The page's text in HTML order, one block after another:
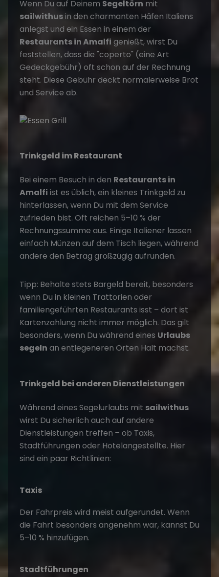
Wenn Du auf Deinem Segeltörn mit
sailwithusin den charmanten Häfen Italiens
anlegst und ein Essen in einem der
Restaurants in Amalfi genießt, wirst Du
feststellen, dass die "coperto" (eine Art
Gedeckgebühr) oft schon auf der Rechnung
steht. Diese Gebühr deckt normalerweise Brot
und Service ab.
Trinkgeld im Restaurant
Bei einem Besuch in den Restaurants in
Amalfi ist es üblich, ein kleines Trinkgeld zu
hinterlassen, wenn Du mit dem Service
zufrieden bist. Oft reichen 5–10 % der
Rechnungssumme aus. Einige Italiener lassen
einfach Münzen auf dem Tisch liegen, während
andere den Betrag großzügig aufrunden.
Tipp: Behalte stets Bargeld bereit, besonders
wenn Du in kleinen Trattorien oder
familiengeführten Restaurants isst – dort ist
Kartenzahlung nicht immer möglich. Das gilt
besonders, wenn Du während eines Urlaubs
segeln an entlegeneren Orten Halt machst.
Trinkgeld bei anderen Dienstleistungen
Während eines Segelurlaubs mit sailwithus
wirst Du sicherlich auch auf andere
Dienstleistungen treffen – ob Taxis,
Stadtführungen oder Hotelangestellte. Hier
sind ein paar Richtlinien:
Taxis
Der Fahrpreis wird meist aufgerundet. Wenn
die Fahrt besonders angenehm war, kannst Du
5–10 % hinzufügen.
Stadtführungen